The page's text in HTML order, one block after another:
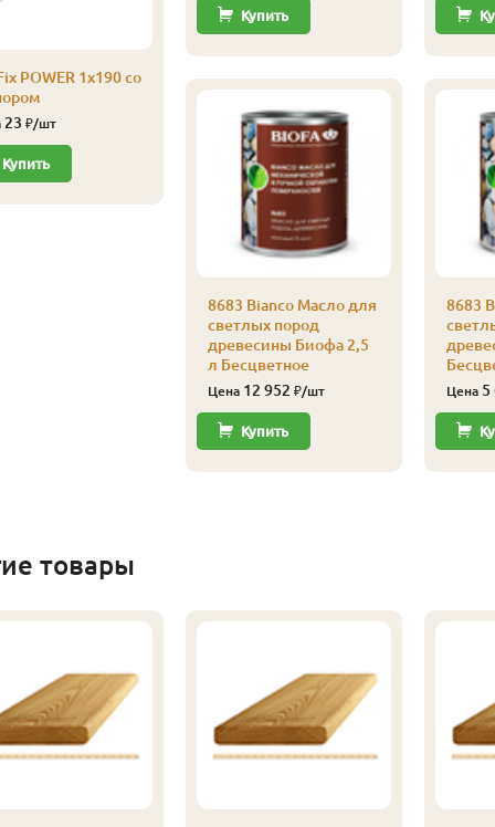
POWER 1х190 со
23 ₽/шт
Купить
Купить
8683 Bianco Масло для
светлых пород
древесины Биофа 2,5
л Бесцветное
Цена 12 952 ₽/шт
Купить
8683
Цена 5
товары